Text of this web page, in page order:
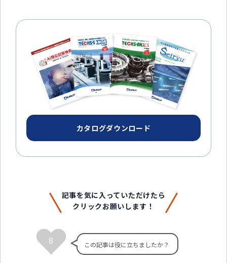
カタログダウンロード
記事を気に入っていただけたら
クリックお願いします！
8